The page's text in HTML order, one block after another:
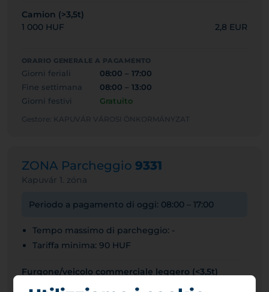
Camion (>3,5t)
1 000 HUF
2,8 EUR
ORARIO GENERALE A PAGAMENTO
Giorni feriali
08:00 – 17:00
Fine settimana
08:00 – 13:00
Giorni festivi
Gratuito
Gestore: KAPUVÁR VÁROSI ÖNKORMÁNYZAT
ZONA Parcheggio 9331
Kapuvár 1. zóna
Periodo a pagamento di oggi: 08:00 – 17:00
Tempo massimo di parcheggio: -
Tariffa minima: 90 HUF
Furgone/veicolo commerciale leggero (<3,5t)